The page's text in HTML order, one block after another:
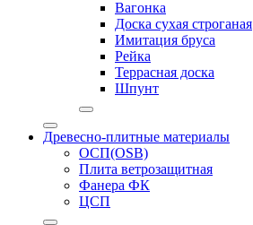
Вагонка
Доска сухая строганая
Имитация бруса
Рейка
Террасная доска
Шпунт
Древесно-плитные материалы
ОСП(OSB)
Плита ветрозащитная
Фанера ФК
ЦСП